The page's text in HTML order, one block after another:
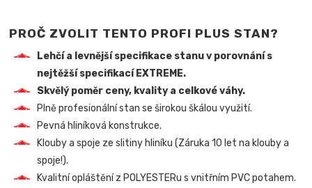
PROČ ZVOLIT TENTO PROFI PLUS STAN?
Lehčí a levnější specifikace stanu v porovnání s
nejtěžší specifikací EXTREME.
Skvělý poměr ceny, kvality a celkové váhy.
Plně profesionální stan se širokou škálou využití.
Pevná hliníková konstrukce.
Klouby a spoje ze slitiny hliníku (Záruka 10 let na klouby a
spoje!).
Kvalitní opláštění z POLYESTERu s vnitřním PVC potahem.